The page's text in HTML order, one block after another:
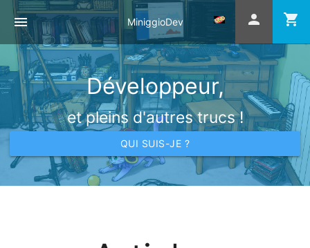
MiniggioDev
menu person shopping_cart
Développeur,
et pleins d'autres trucs !
QUI SUIS-JE ?